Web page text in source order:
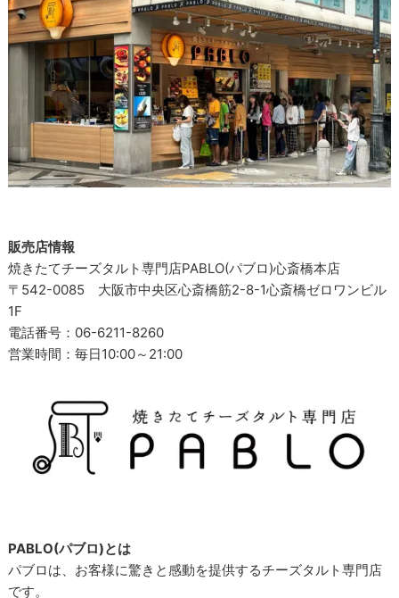
販売店情報
焼きたてチーズタルト専門店PABLO(パブロ)心斎橋本店
〒542-0085 大阪市中央区心斎橋筋2-8-1心斎橋ゼロワンビル
1F
電話番号：06-6211-8260
営業時間：毎日10:00～21:00
PABLO(パブロ)とは
パブロは、お客様に驚きと感動を提供するチーズタルト専門店
です。